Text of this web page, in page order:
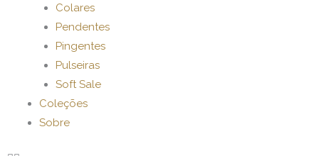
Colares
Pendentes
Pingentes
Pulseiras
Soft Sale
Coleções
Sobre